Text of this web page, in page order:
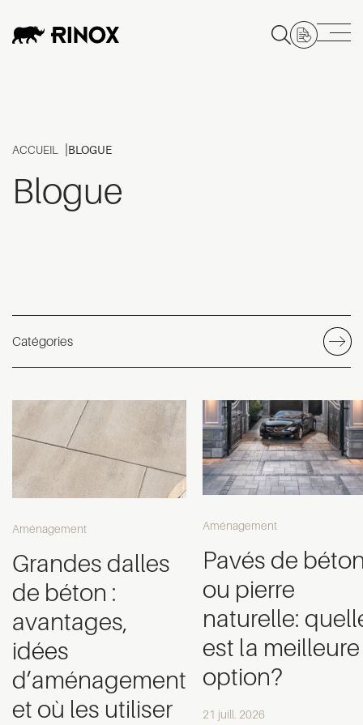
ACCUEIL BLOGUE
Blogue
Catégories
Aménagement
Grandes dalles
de béton :
avantages,
idées
d’aménagement
et où les utiliser
Aménagement
Pavés de
ou pierre
naturelle:
est la meilleure
option?
21 juill. 2026